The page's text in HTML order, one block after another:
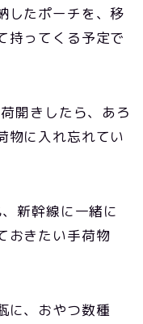
したポーチを、移
持ってくる予定で
開きしたら、あろ
物に入れ忘れてい
新幹線に一緒に
おきたい手荷物
に、おやつ数種